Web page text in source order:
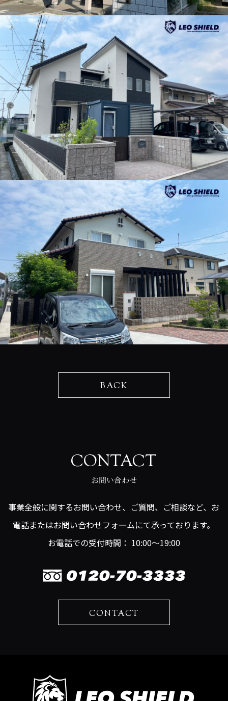
BACK
CONTACT
お問い合わせ
事業全般に関するお問い合わせ、ご質問、ご相談など、お
電話またはお問い合わせフォームにて承っております。
お電話での受付時間： 10:00～19:00
CONTACT